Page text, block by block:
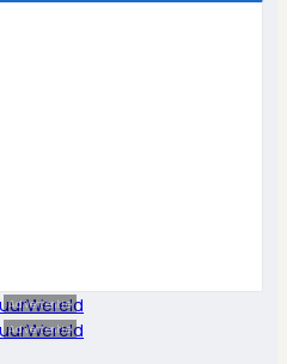
Advertentie
Advertentie